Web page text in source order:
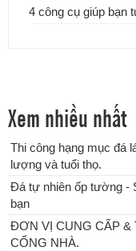
4 công cụ giúp bạn
Xem nhiều nhất
Thi công hạng mục đá
lượng và tuổi thọ.
Đá tự nhiên ốp tường -
bạn
ĐƠN VỊ CUNG CẤP &
CỔNG NHÀ.
Lựa chọn Đá ốp